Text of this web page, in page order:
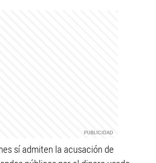
sí admiten la acusación de